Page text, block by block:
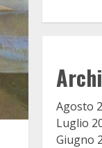
Agosto
Luglio
Giugno